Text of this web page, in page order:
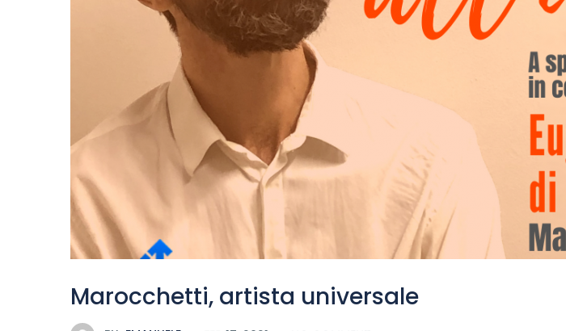
Marocchetti, artista universale